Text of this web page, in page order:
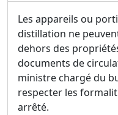
Les appareils ou
distillation ne
dehors des
documents de
ministre chargé du
respecter les
arrêté.